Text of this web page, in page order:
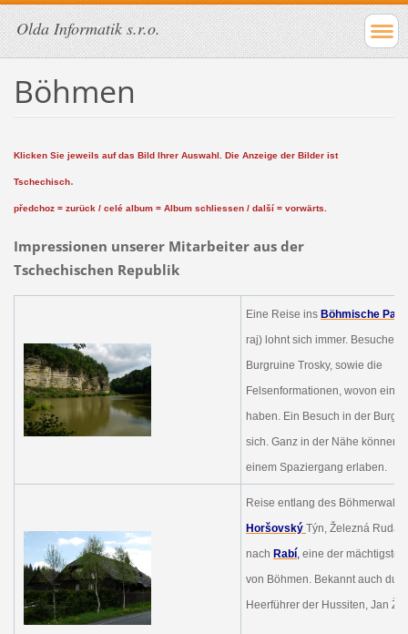
Olda Informatik s.r.o.
Böhmen
Klicken Sie jeweils auf das Bild Ihrer Auswahl. Die Anzeige der Bilder ist
Tschechisch.
předchoz = zurück / celé album = Album schliessen / další = vorwärts.
Impressionen unserer Mitarbeiter aus der
Tschechischen Republik
Eine Reise ins Böhmische
raj) lohnt sich immer. Besuchen
Burgruine Trosky, sowie die
Felsenformationen, wovon
haben. Ein Besuch in der Burg
sich. Ganz in der Nähe können
einem Spaziergang erlaben.
Reise entlang des
Horšovský Týn, Železná Ruda,
nach Rabí, eine der
von Böhmen. Bekannt auch
Heerführer der Hussiten, Jan